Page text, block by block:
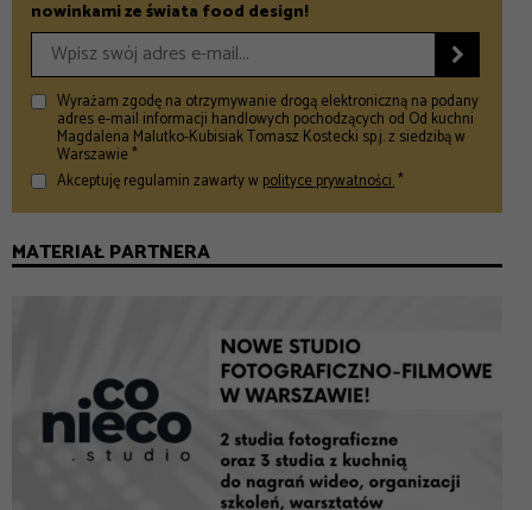
nowinkami ze świata food design!

Wyrażam zgodę na otrzymywanie drogą elektroniczną na podany
adres e-mail informacji handlowych pochodzących od Od kuchni
Magdalena Malutko-Kubisiak Tomasz Kostecki sp.j. z siedzibą w
Warszawie *
Akceptuję regulamin zawarty wpolityce prywatności.*
MATERIAŁ PARTNERA